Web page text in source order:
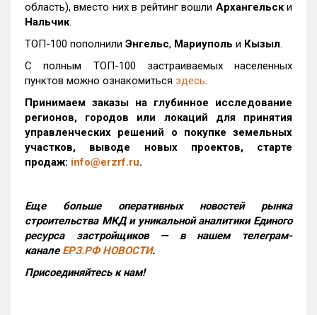
область), вместо них в рейтинг вошли Архангельски
Нальчик.
ТОП-100 пополнили Энгельс, Мариуполь и Кызыл.
С полным ТОП-100 застраиваемых населенных
пунктов можно ознакомиться здесь.
Принимаем заказы на глубинное исследование
регионов, городов или локаций для принятия
управленческих решений о покупке земельных
участков, выводе новых проектов, старте
продаж: info@erzrf.ru.
Еще больше оперативных новостей рынка
строительства МКД и уникальной аналитики Единого
ресурса застройщиков — в нашем телеграм-
канале ЕРЗ.РФ НОВОСТИ.
Присоединяйтесь к нам!